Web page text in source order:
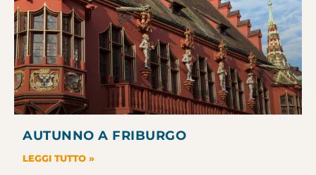
AUTUNNO A FRIBURGO
LEGGI TUTTO »